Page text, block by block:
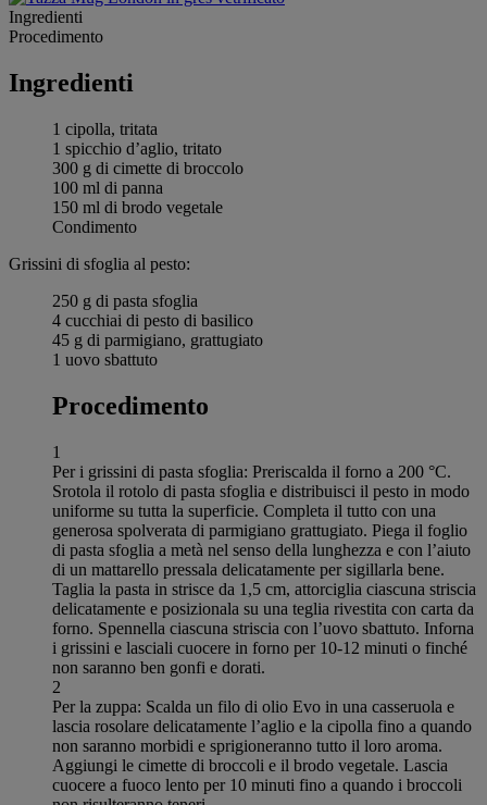
Ingredienti
Procedimento
Ingredienti
1 cipolla, tritata
1 spicchio d’aglio, tritato
300 g di cimette di broccolo
100 ml di panna
150 ml di brodo vegetale
Condimento
Grissini di sfoglia al pesto:
250 g di pasta sfoglia
4 cucchiai di pesto di basilico
45 g di parmigiano, grattugiato
1 uovo sbattuto
Procedimento
1
Per i grissini di pasta sfoglia: Preriscalda il forno a 200 °C.
Srotola il rotolo di pasta sfoglia e distribuisci il pesto in modo
uniforme su tutta la superficie. Completa il tutto con una
generosa spolverata di parmigiano grattugiato. Piega il foglio
di pasta sfoglia a metà nel senso della lunghezza e con l’aiuto
di un mattarello pressala delicatamente per sigillarla bene.
Taglia la pasta in strisce da 1,5 cm, attorciglia ciascuna striscia
delicatamente e posizionala su una teglia rivestita con carta da
forno. Spennella ciascuna striscia con l’uovo sbattuto. Inforna
i grissini e lasciali cuocere in forno per 10-12 minuti o finché
non saranno ben gonfi e dorati.
2
Per la zuppa: Scalda un filo di olio Evo in una casseruola e
lascia rosolare delicatamente l’aglio e la cipolla fino a quando
non saranno morbidi e sprigioneranno tutto il loro aroma.
Aggiungi le cimette di broccoli e il brodo vegetale. Lascia
cuocere a fuoco lento per 10 minuti fino a quando i broccoli